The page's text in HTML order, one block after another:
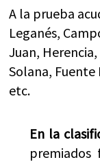
A la prueba
Leganés,
Juan,
Solana, Fuente
etc.
En la
premiados